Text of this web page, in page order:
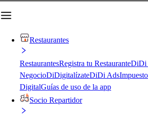
Restaurantes
RestaurantesRegistra tu RestauranteDiDi
NegocioDiDigitalízateDiDi Ads
DigitalGuías de uso de la app
Socio Repartidor